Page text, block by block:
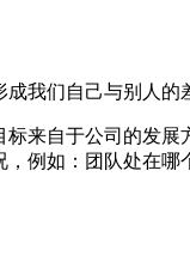
我们自己与别人的
来自于公司的发
例如：团队处在